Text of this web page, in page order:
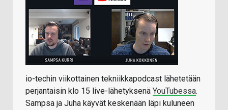
io-techin viikottainen tekniikkapodcast lähetetään
perjantaisin klo 15 live-lähetyksenä YouTubessa.
Sampsa ja Juha käyvät keskenään läpi kuluneen